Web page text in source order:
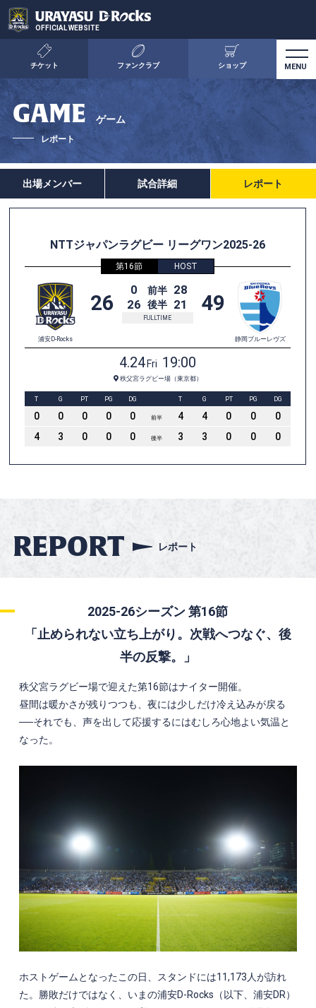
OFFICIAL WEBSITE
チケット ファンクラブ ショップ
GAME ゲーム
レポート
出場メンバー 試合詳細 レポート
REPORT レポート
2025-26シーズン 第16節
「止められない立ち上がり。次戦へつなぐ、後
半の反撃。」
秩父宮ラグビー場で迎えた第16節はナイター開催。
昼間は暖かさが残りつつも、夜には少しだけ冷え込みが戻る
──それでも、声を出して応援するにはむしろ心地よい気温と
なった。
ホストゲームとなったこの日、スタンドには11,173人が訪れ
た。勝敗だけではなく、いまの浦安D-Rocks（以下、浦安DR）